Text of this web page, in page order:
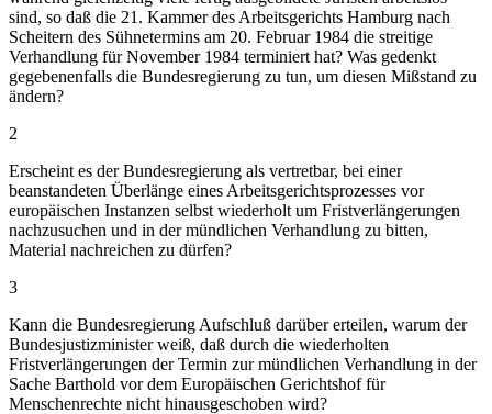
sind, so daß die 21. Kammer des Arbeitsgerichts Hamburg nach
Scheitern des Sühnetermins am 20. Februar 1984 die streitige
Verhandlung für November 1984 terminiert hat? Was gedenkt
gegebenenfalls die Bundesregierung zu tun, um diesen Mißstand zu
ändern?
2
Erscheint es der Bundesregierung als vertretbar, bei einer
beanstandeten Überlänge eines Arbeitsgerichtsprozesses vor
europäischen Instanzen selbst wiederholt um Fristverlängerungen
nachzusuchen und in der mündlichen Verhandlung zu bitten,
Material nachreichen zu dürfen?
3
Kann die Bundesregierung Aufschluß darüber erteilen, warum der
Bundesjustizminister weiß, daß durch die wiederholten
Fristverlängerungen der Termin zur mündlichen Verhandlung in der
Sache Barthold vor dem Europäischen Gerichtshof für
Menschenrechte nicht hinausgeschoben wird?